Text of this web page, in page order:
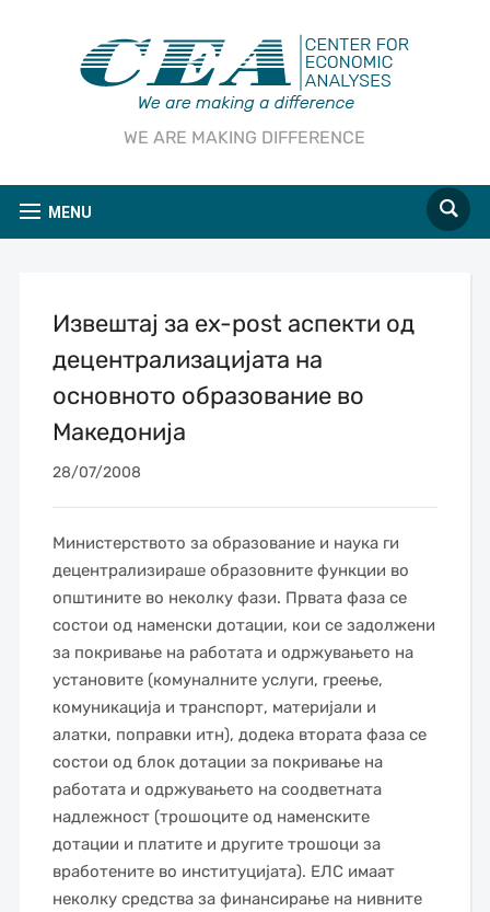
WE ARE MAKING DIFFERENCE
MENU
Извештај за ex-post аспекти од
децентрализацијата на
основното образование во
Македонија
28/07/2008
Министерството за образование и наука ги
децентрализираше образовните функции во
општините во неколку фази. Првата фаза се
состои од наменски дотации, кои се задолжени
за покривање на работата и одржувањето на
установите (комуналните услуги, греење,
комуникација и транспорт, материјали и
алатки, поправки итн), додека втората фаза се
состои од блок дотации за покривање на
работата и одржувањето на соодветната
надлежност (трошоците од наменските
дотации и платите и другите трошоци за
вработените во институцијата). ЕЛС имаат
неколку средства за финансирање на нивните